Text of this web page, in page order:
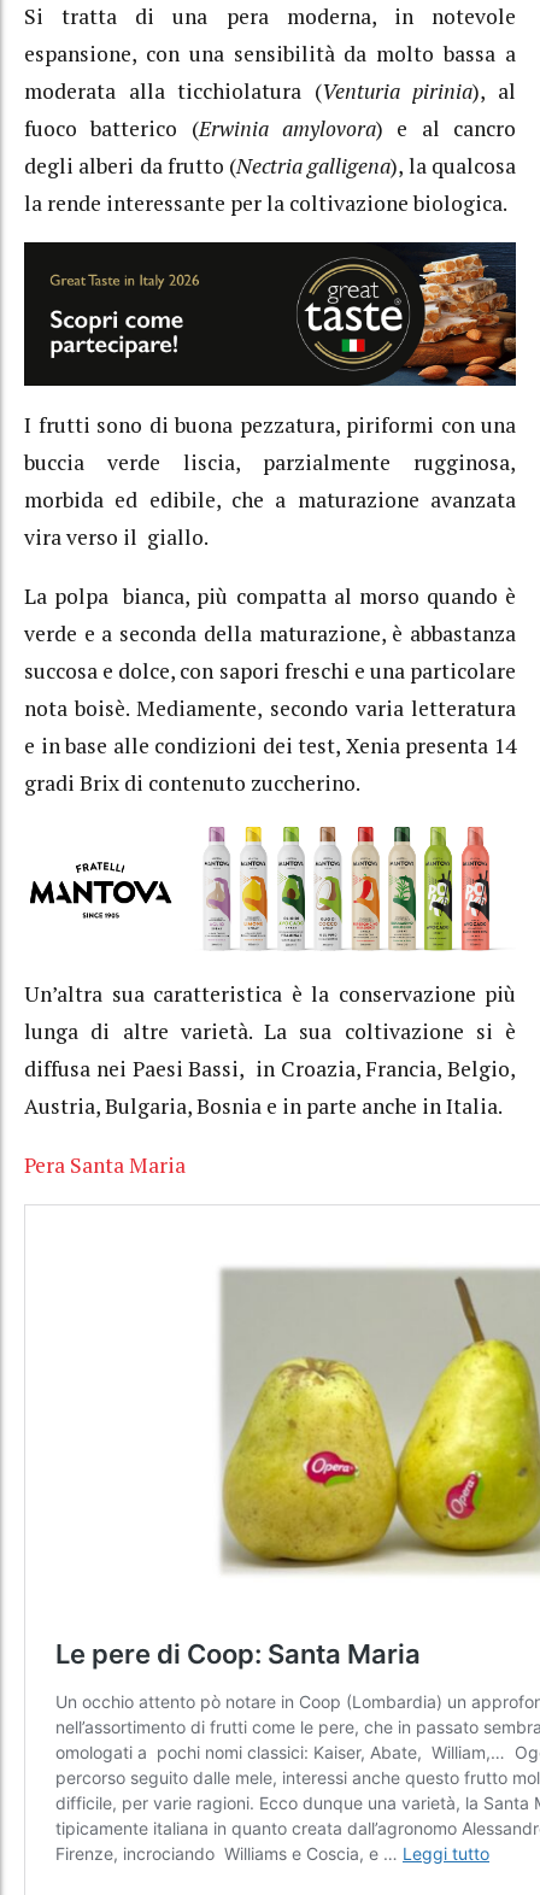
Si tratta di una pera moderna, in notevole
espansione, con una sensibilità da molto bassa a
moderata alla ticchiolatura (Venturia pirinia), al
fuoco batterico (Erwinia amylovora) e al cancro
degli alberi da frutto (Nectria galligena), la qualcosa
la rende interessante per la coltivazione biologica.
I frutti sono di buona pezzatura, piriformi con una
buccia verde liscia, parzialmente rugginosa,
morbida ed edibile, che a maturazione avanzata
vira verso il giallo.
La polpa bianca, più compatta al morso quando è
verde e a seconda della maturazione, è abbastanza
succosa e dolce, con sapori freschi e una particolare
nota boisè. Mediamente, secondo varia letteratura
e in base alle condizioni dei test, Xenia presenta 14
gradi Brix di contenuto zuccherino.
Un’altra sua caratteristica è la conservazione più
lunga di altre varietà. La sua coltivazione si è
diffusa nei Paesi Bassi, in Croazia, Francia, Belgio,
Austria, Bulgaria, Bosnia e in parte anche in Italia.
Pera Santa Maria